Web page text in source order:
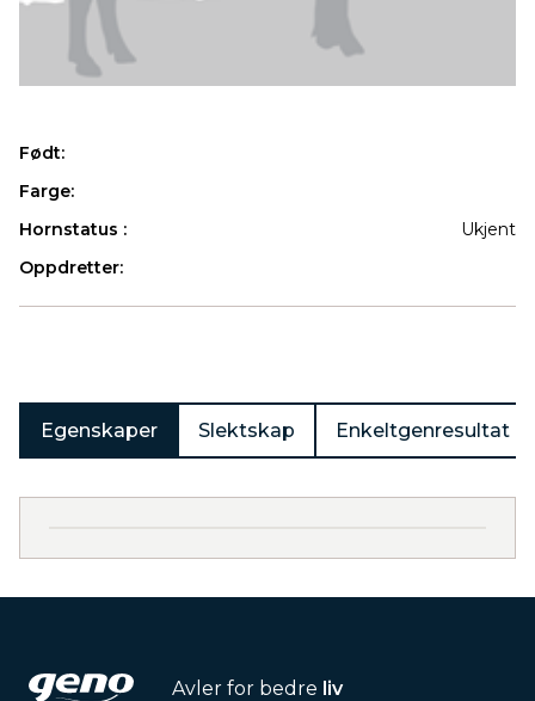
Født:
Farge:
Hornstatus :
Ukjent
Oppdretter:
Egenskaper Slektskap Enkeltgenresultat
Avler for bedre liv